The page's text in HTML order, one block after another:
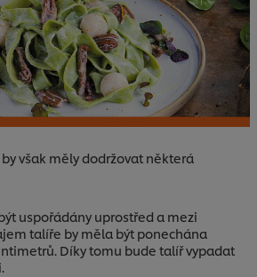
však měly dodržovat některá
uspořádány uprostřed a mezi
talíře by měla být ponechána
Díky tomu bude talíř vypadat